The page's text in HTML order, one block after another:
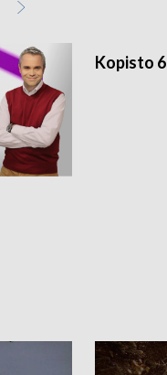
Kopisto 6